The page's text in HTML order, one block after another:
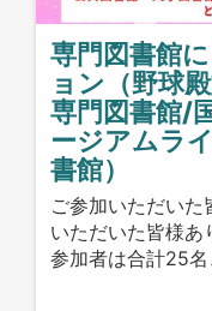
専門図書館
ョン（野球
専門図書館/
ージアムラ
書館）
ご参加いただい
いただいた皆様
参加者は合計25